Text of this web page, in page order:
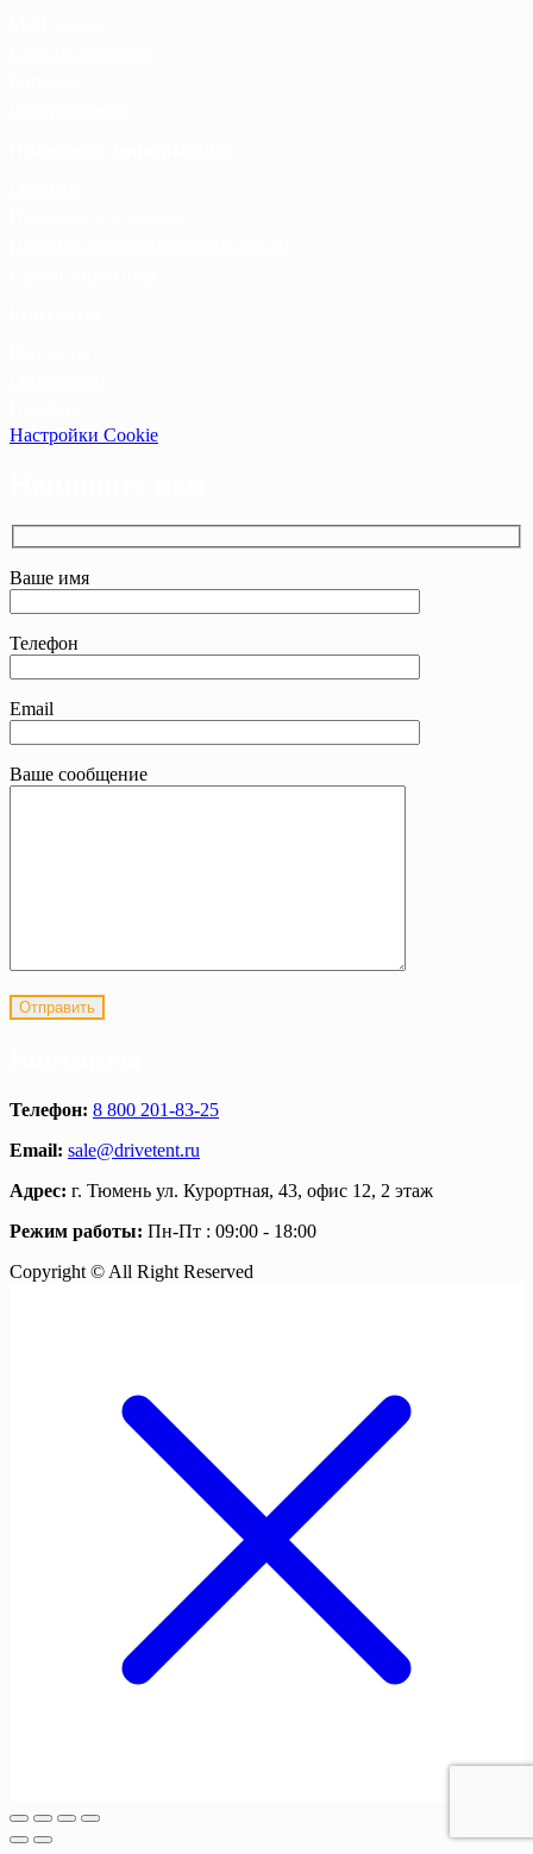
Настройки Cookie
Ваше имя
Телефон
Email
Ваше сообщение
Телефон: 8 800 201-83-25
Email: sale@drivetent.ru
Адрес: г. Тюмень ул. Курортная, 43, офис 12, 2 этаж
Режим работы: Пн-Пт : 09:00 - 18:00
Copyright © All Right Reserved